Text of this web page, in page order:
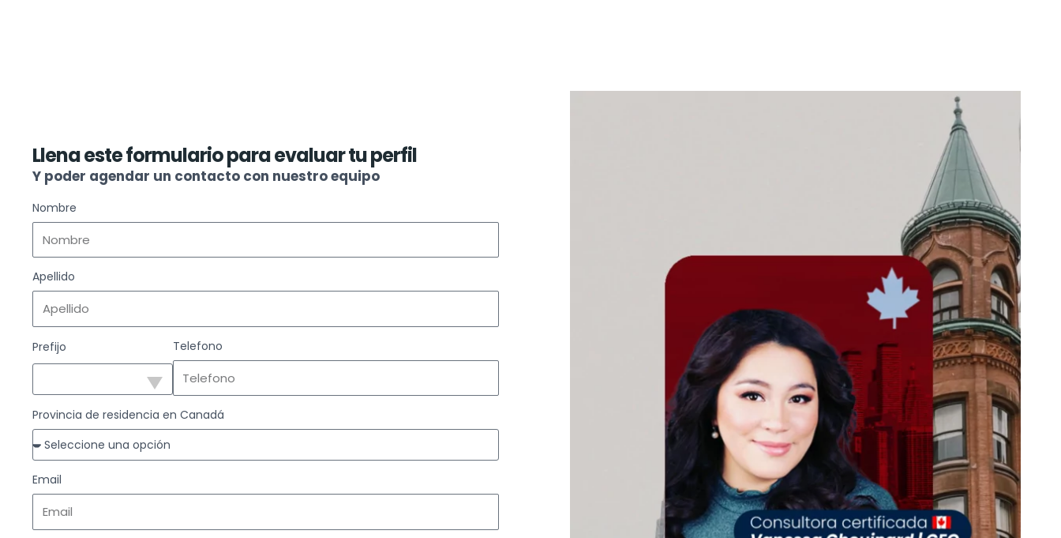
Llena este formulario para evaluar tu perfil
Y poder agendar un contacto con nuestro equipo
Nombre
Apellido
Prefijo Telefono
Provincia de residencia en Canadá
Email